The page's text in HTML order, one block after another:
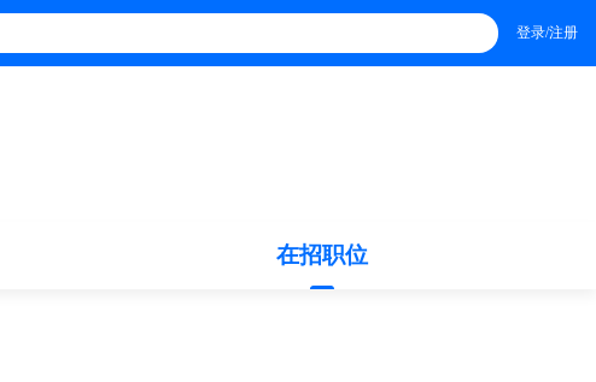
登录/注册
在招职位